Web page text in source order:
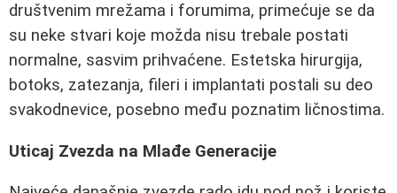
društvenim mrežama i forumima, primećuje se da
su neke stvari koje možda nisu trebale postati
normalne, sasvim prihvaćene. Estetska hirurgija,
botoks, zatezanja, fileri i implantati postali su deo
svakodnevice, posebno među poznatim ličnostima.
Uticaj Zvezda na Mlađe Generacije